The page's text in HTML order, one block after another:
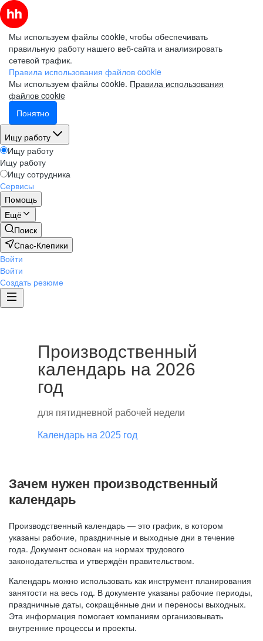
Мы используем файлы cookie, чтобы обеспечивать
правильную работу нашего веб-сайта и анализировать
сетевой трафик.
Правила использования файлов cookie
Мы используем файлы cookie. Правила использования
файлов cookie
Понятно
Ищу работу
Ищу работу
Ищу работу
Ищу сотрудника
Сервисы
Помощь
Ещё
Поиск
Спас-Клепики
Войти
Войти
Создать резюме
Производственный
календарь на 2026
год
для пятидневной рабочей недели
Календарь на 2025 год
Зачем нужен производственный
календарь
Производственный календарь — это график, в котором
указаны рабочие, праздничные и выходные дни в течение
года. Документ основан на нормах трудового
законодательства и утверждён правительством.
Календарь можно использовать как инструмент планирования
занятости на весь год. В документе указаны рабочие периоды,
праздничные даты, сокращённые дни и переносы выходных.
Эта информация помогает компаниям организовывать
внутренние процессы и проекты.